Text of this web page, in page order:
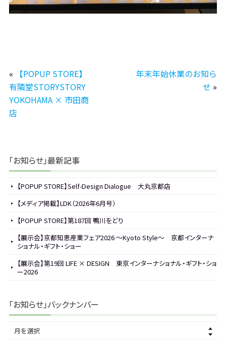
«
【POPUP STORE】
有隣堂STORYSTORY
YOKOHAMA × 市田商
店
年末年始休業のお知ら
せ »
「お知らせ」最新記事
【POPUP STORE】Self-Design Dialogue 大丸京都店
【メディア掲載】LDK（2026年6月号）
【POPUP STORE】第187回 鴨川をどり
【展示会】京都知恵産業フェア2026 ～Kyoto Style～ 京都インターナ
ショナル・ギフト・ショー
【展示会】第19回 LIFE × DESIGN 東京インターナショナル・ギフト・ショ
ー2026
「お知らせ」バックナンバー